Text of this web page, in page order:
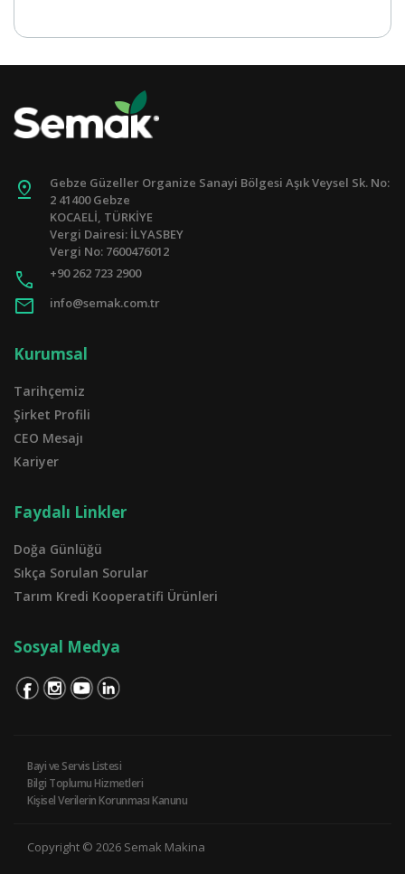
pin_drop
Gebze Güzeller Organize Sanayi Bölgesi Aşık Veysel Sk. No:
2 41400 Gebze
KOCAELİ, TÜRKİYE
Vergi Dairesi: İLYASBEY
Vergi No: 7600476012
call +90 262 723 2900
mail info@semak.com.tr
Kurumsal
Tarihçemiz
Şirket Profili
CEO Mesajı
Kariyer
Faydalı Linkler
Doğa Günlüğü
Sıkça Sorulan Sorular
Tarım Kredi Kooperatifi Ürünleri
Sosyal Medya
Bayi ve Servis Listesi
Bilgi Toplumu Hizmetleri
Kişisel Verilerin Korunması Kanunu
Copyright © 2026 Semak Makina